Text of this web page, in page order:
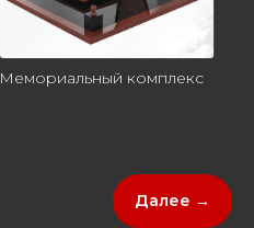
Мемориальный комплекс
Далее →